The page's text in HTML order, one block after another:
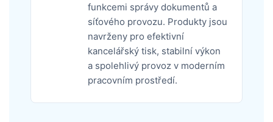
funkcemi správy dokumentů a
síťového provozu. Produkty jsou
navrženy pro efektivní
kancelářský tisk, stabilní výkon
a spolehlivý provoz v moderním
pracovním prostředí.